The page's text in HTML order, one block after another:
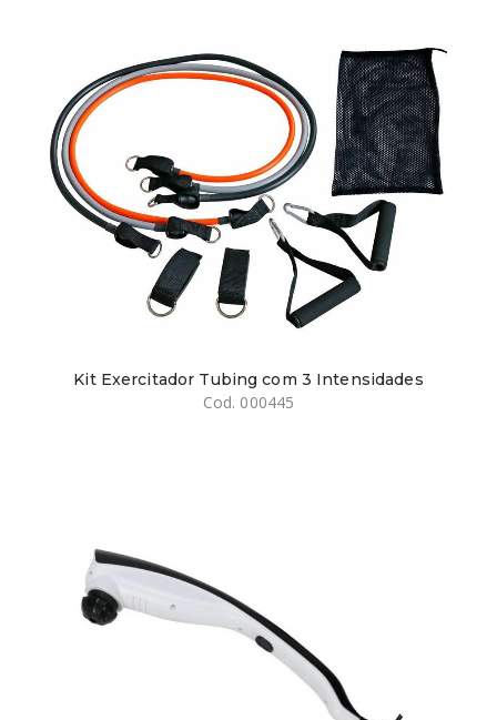
Kit Exercitador Tubing com 3 Intensidades
Cod. 000445